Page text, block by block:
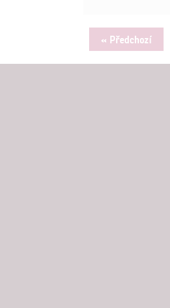
« Předchozí